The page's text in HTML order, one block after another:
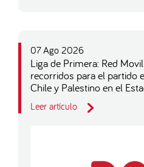
07 Ago 2026
Liga de Primera: Red
recorridos para el partido
Chile y Palestino en el
Leer artículo